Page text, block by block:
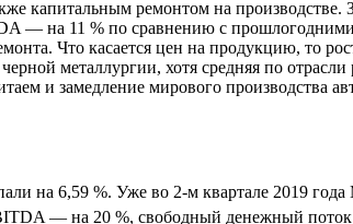
капитальным ремонтом на
— на 11 % по сравнению с прошлогодними
Что касается цен на продукцию, то
металлургии, хотя средняя по отрасли
и замедление мирового производства
на 6,59 %. Уже во 2-м квартале 2019
— на 20 %, свободный денежный